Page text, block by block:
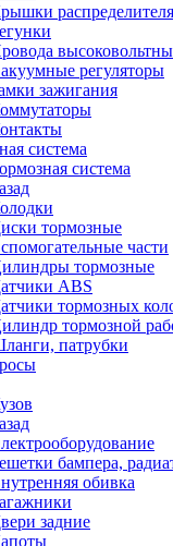
распределителя
регуляторы
зажигания
система
система
тормозные
части
тормозные
ABS
тормозных
тормозной
патрубки
бампера,
обивка
задние